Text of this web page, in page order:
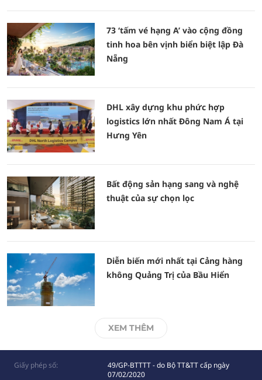
73 ‘tấm vé hạng A’ vào cộng đồng
tinh hoa bên vịnh biển biệt lập Đà
Nẵng
DHL xây dựng khu phức hợp
logistics lớn nhất Đông Nam Á tại
Hưng Yên
Bất động sản hạng sang và nghệ
thuật của sự chọn lọc
Diễn biến mới nhất tại Cảng hàng
không Quảng Trị của Bầu Hiển
XEM THÊM
Giấy phép số:
49/GP-BTTTT - do Bộ TT&TT cấp ngày
07/02/2020